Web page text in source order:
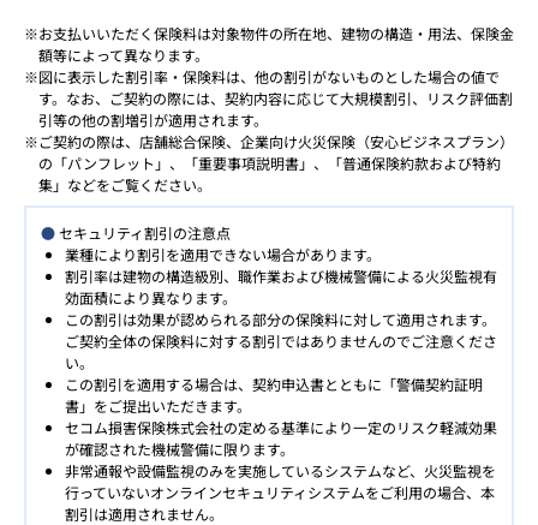
お支払いいただく保険料は対象物件の所在地、建物の構造・用法、保険金
額等によって異なります。
図に表示した割引率・保険料は、他の割引がないものとした場合の値で
す。なお、ご契約の際には、契約内容に応じて大規模割引、リスク評価割
引等の他の割増引が適用されます。
ご契約の際は、店舗総合保険、企業向け火災保険（安心ビジネスプラン）
の「パンフレット」、「重要事項説明書」、「普通保険約款および特約
集」などをご覧ください。
●セキュリティ割引の注意点
業種により割引を適用できない場合があります。
割引率は建物の構造級別、職作業および機械警備による火災監視有
効面積により異なります。
この割引は効果が認められる部分の保険料に対して適用されます。
ご契約全体の保険料に対する割引ではありませんのでご注意くださ
い。
この割引を適用する場合は、契約申込書とともに「警備契約証明
書」をご提出いただきます。
セコム損害保険株式会社の定める基準により一定のリスク軽減効果
が確認された機械警備に限ります。
非常通報や設備監視のみを実施しているシステムなど、火災監視を
行っていないオンラインセキュリティシステムをご利用の場合、本
割引は適用されません。